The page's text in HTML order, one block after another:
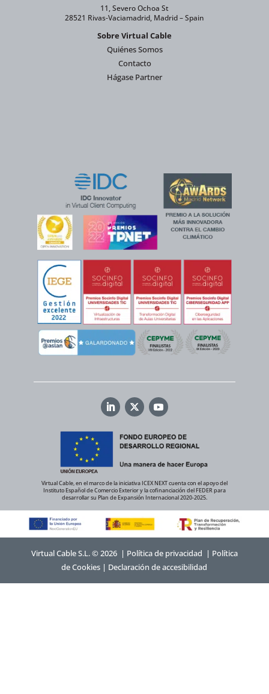
11, Severo Ochoa St
28521 Rivas-Vaciamadrid, Madrid – Spain
Sobre Virtual Cable
Quiénes Somos
Contacto
Hágase Partner
Virtual Cable, en el marco de la iniciativa ICEX NEXT cuenta con el apoyo del
Instituto Español de Comercio Exterior y la cofinanciación del FEDER para
desarrollar su Plan de Expansión Internacional 2020-2025.
Virtual Cable S.L. © 2026 | Política de privacidad | Política
de Cookies | Declaración de accesibilidad